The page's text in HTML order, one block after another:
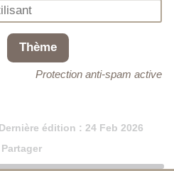
Thème
Protection anti-spam active
Dernière édition : 24 Feb 2026
Partager